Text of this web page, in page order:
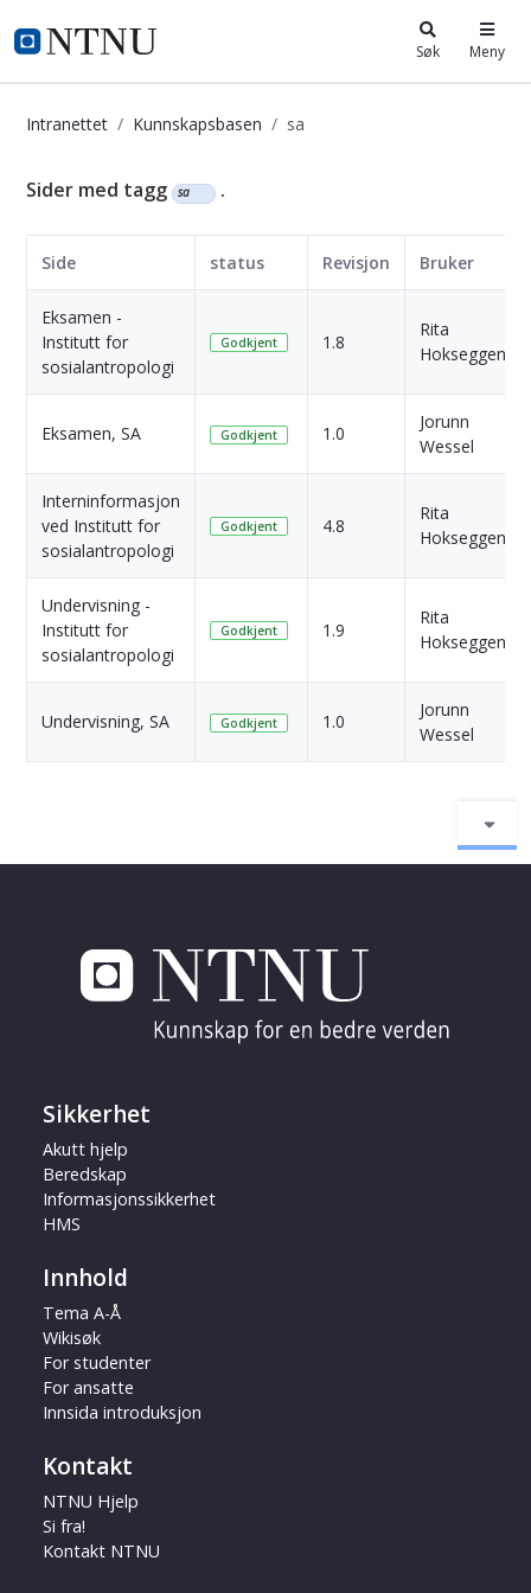
i.ntnu.no Søk Meny
Intranettet Kunnskapsbasen sa
Kunnskapsbasen
Sider med tagg sa .
Side status Revisjon Bruker
Eksamen -
Institutt for
sosialantropologi
Godkjent 1.8
Rita
Hokseggen
Eksamen, SA Godkjent 1.0
Jorunn
Wessel
Interninformasjon
ved Institutt for
sosialantropologi
Godkjent 4.8
Rita
Hokseggen
Undervisning -
Institutt for
sosialantropologi
Godkjent 1.9
Rita
Hokseggen
Undervisning, SA Godkjent 1.0
Jorunn
Wessel
Sikkerhet
Akutt hjelp
Beredskap
Informasjonssikkerhet
HMS
Innhold
Tema A-Å
Wikisøk
For studenter
For ansatte
Innsida introduksjon
Kontakt
NTNU Hjelp
Si fra!
Kontakt NTNU